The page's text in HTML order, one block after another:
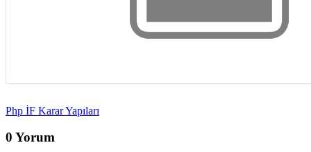
Php İF Karar Yapıları
0 Yorum